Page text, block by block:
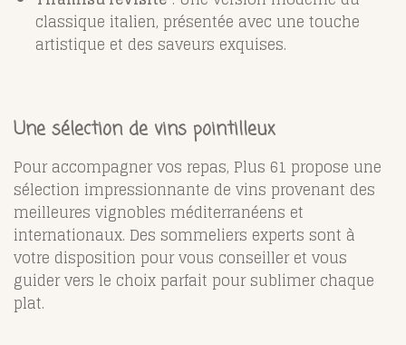
classique italien, présentée avec une touche
artistique et des saveurs exquises.
Une sélection de vins pointilleux
Pour accompagner vos repas, Plus 61 propose une
sélection impressionnante de vins provenant des
meilleures vignobles méditerranéens et
internationaux. Des sommeliers experts sont à
votre disposition pour vous conseiller et vous
guider vers le choix parfait pour sublimer chaque
plat.